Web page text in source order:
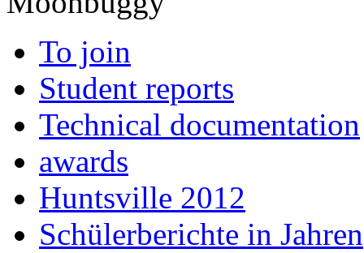
To join
Student reports
Technical documentation
awards
Huntsville 2012
Schülerberichte in Jahren